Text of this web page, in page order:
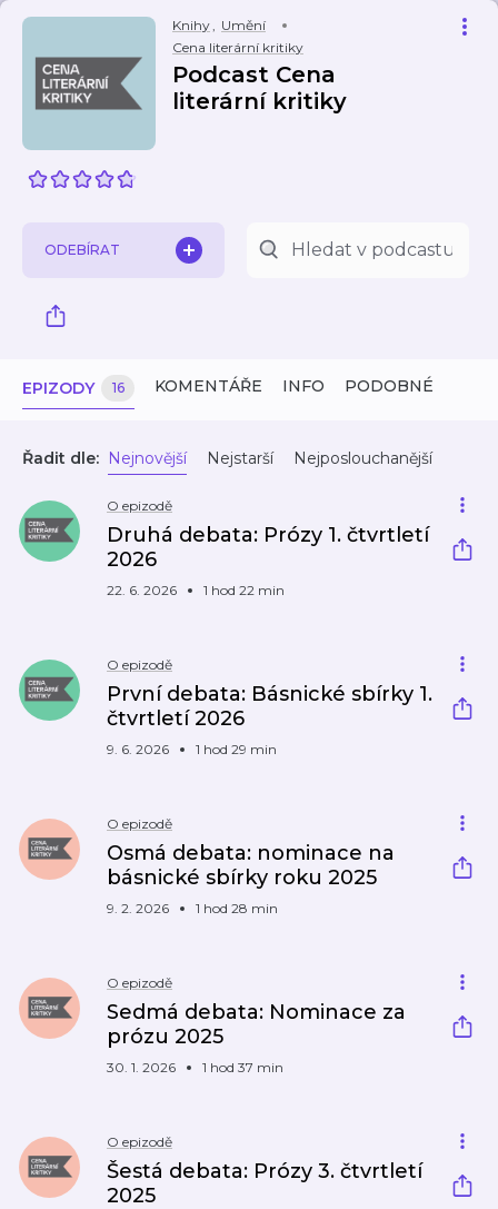
Knihy, Umění
Cena literární kritiky
Podcast Cena
literární kritiky
ODEBÍRAT
EPIZODY 16 KOMENTÁŘE INFO PODOBNÉ
Řadit dle: Nejnovější Nejstarší Nejposlouchanější
O epizodě
Druhá debata: Prózy 1. čtvrtletí
2026
22. 6. 2026 1 hod 22 min
O epizodě
První debata: Básnické sbírky 1.
čtvrtletí 2026
9. 6. 2026 1 hod 29 min
O epizodě
Osmá debata: nominace na
básnické sbírky roku 2025
9. 2. 2026 1 hod 28 min
O epizodě
Sedmá debata: Nominace za
prózu 2025
30. 1. 2026 1 hod 37 min
O epizodě
Šestá debata: Prózy 3. čtvrtletí
2025